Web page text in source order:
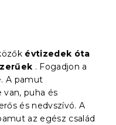
évtizedek óta
. Fogadjon a
A pamut
puha és
és nedvszívó. A
az egész család